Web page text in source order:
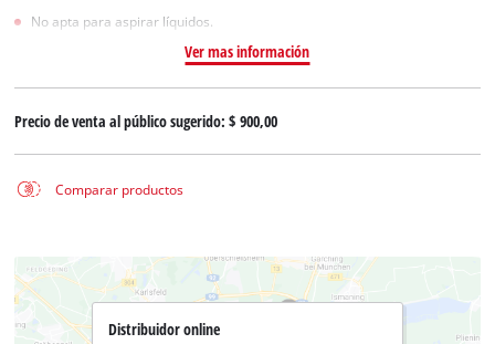
No apta para aspirar líquidos.
Ver mas información
Precio de venta al público sugerido:$ 900,00
Comparar productos
Distribuidor online